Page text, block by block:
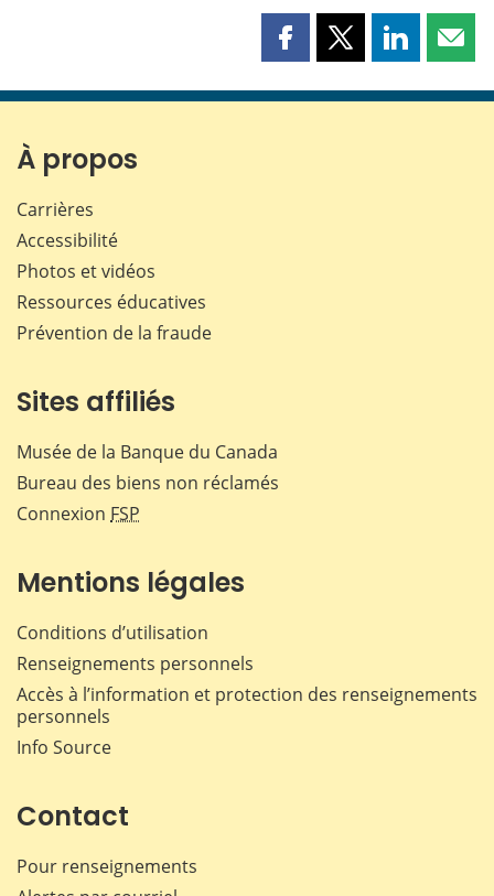
Partager
page
Partager
page
Partager
page page
À propos
Carrières
Accessibilité
Photos et vidéos
Ressources éducatives
Prévention de la fraude
Sites affiliés
Musée de la Banque du Canada
Bureau des biens non réclamés
Connexion FSP
Mentions légales
Conditions d’utilisation
Renseignements personnels
Accès à l’information et protection des renseignements
personnels
Info Source
Contact
Pour renseignements